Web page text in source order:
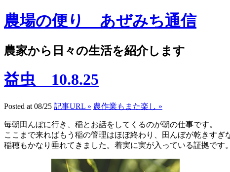
農場の便り あぜみち通信
農家から日々の生活を紹介します
益虫 10.8.25
Posted at 08/25 記事URL » 農作業もまた楽し »
毎朝田んぼに行き、稲とお話をしてくるのが朝の仕事です。
ここまで来ればもう稲の管理はほぼ終わり、田んぼが乾きすぎ
稲穂もかなり垂れてきました。着実に実が入っている証拠です。